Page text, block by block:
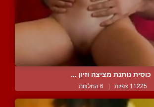
כוסית נותנת מציצה וזיון ...
11225 צפיות | 6 המלצות